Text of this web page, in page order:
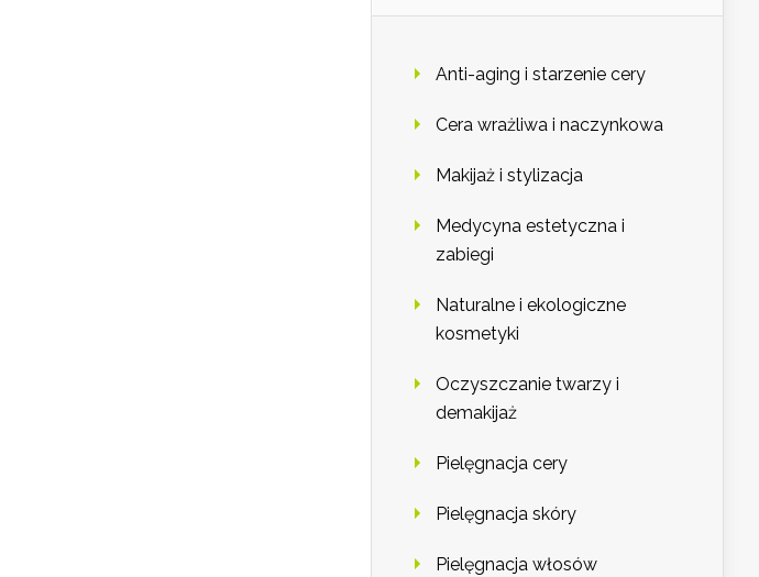
Anti-aging i starzenie cery
Cera wrażliwa i naczynkowa
Makijaż i stylizacja
Medycyna estetyczna i
zabiegi
Naturalne i ekologiczne
kosmetyki
Oczyszczanie twarzy i
demakijaż
Pielęgnacja cery
Pielęgnacja skóry
Pielęgnacja włosów